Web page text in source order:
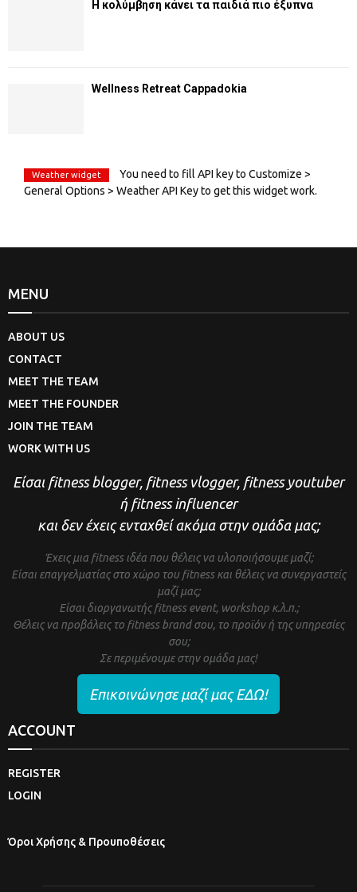
Η κολύμβηση κάνει τα παιδιά πιο έξυπνα
Wellness Retreat Cappadokia
Weather widget
You need to fill API key to Customize >
General Options > Weather API Key to get this widget work.
MENU
ABOUT US
CONTACT
MEET THE TEAM
MEET THE FOUNDER
JOIN THE TEAM
WORK WITH US
Είσαι fitness blogger, fitness vlogger, fitness youtuber
ή fitness influencer
και δεν έχεις ενταχθεί ακόμα στην ομάδα μας;
Έχεις μια fitness ιδέα που θέλεις να υλοποιήσουμε μαζί;
Είσαι επαγγελματίας στο χώρο του fitness και θέλεις να συνεργαστείς
μαζί μας;
Είσαι διοργανωτής fitness event, workshop κ.λ.π.;
Θέλεις να προβάλεις το fitness brand σου, το προϊόν ή της υπηρεσίες
σου;
Σε περιμένουμε στην ομάδα μας!
Επικοινώνησε μαζί μας ΕΔΩ!
ACCOUNT
REGISTER
LOGIN
Όροι Χρήσης & Προυποθέσεις